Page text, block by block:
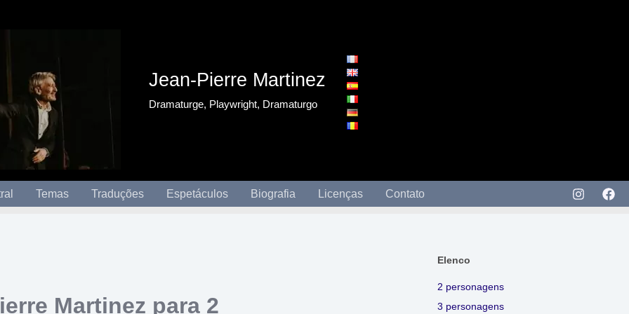
Jean-Pierre Martinez
Dramaturge, Playwright, Dramaturgo
Temas Traduções Espetáculos Biografia Licenças Contato
Martinez para 2
Elenco
2 personagens
3 personagens